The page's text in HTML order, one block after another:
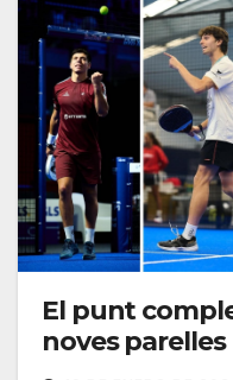
El punt
noves parelles